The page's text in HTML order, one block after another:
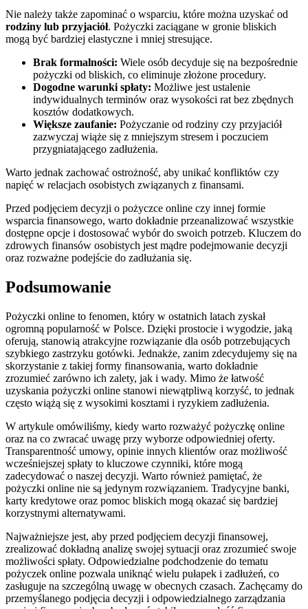
Nie należy także zapominać o wsparciu, które można uzyskać od
rodziny lub przyjaciół. Pożyczki zaciągane w gronie bliskich
mogą być bardziej elastyczne i mniej stresujące.
Brak formalności: Wiele osób decyduje się na bezpośrednie
pożyczki od bliskich, co eliminuje złożone procedury.
Dogodne warunki spłaty: Możliwe jest ustalenie
indywidualnych terminów oraz wysokości rat bez zbędnych
kosztów dodatkowych.
Większe zaufanie: Pożyczanie od rodziny czy przyjaciół
zazwyczaj wiąże się z mniejszym stresem i poczuciem
przygniatającego zadłużenia.
Warto jednak zachować ostrożność, aby unikać konfliktów czy
napięć w relacjach osobistych związanych z finansami.
Przed podjęciem decyzji o pożyczce online czy innej formie
wsparcia finansowego, warto dokładnie przeanalizować wszystkie
dostępne opcje i dostosować wybór do swoich potrzeb. Kluczem do
zdrowych finansów osobistych jest mądre podejmowanie decyzji
oraz rozważne podejście do zadłużania się.
Podsumowanie
Pożyczki online to fenomen, który w ostatnich latach zyskał
ogromną popularność w Polsce. Dzięki prostocie i wygodzie, jaką
oferują, stanowią atrakcyjne rozwiązanie dla osób potrzebujących
szybkiego zastrzyku gotówki. Jednakże, zanim zdecydujemy się na
skorzystanie z takiej formy finansowania, warto dokładnie
zrozumieć zarówno ich zalety, jak i wady. Mimo że łatwość
uzyskania pożyczki online stanowi niewątpliwą korzyść, to jednak
często wiążą się z wysokimi kosztami i ryzykiem zadłużenia.
W artykule omówiliśmy, kiedy warto rozważyć pożyczkę online
oraz na co zwracać uwagę przy wyborze odpowiedniej oferty.
Transparentność umowy, opinie innych klientów oraz możliwość
wcześniejszej spłaty to kluczowe czynniki, które mogą
zadecydować o naszej decyzji. Warto również pamiętać, że
pożyczki online nie są jedynym rozwiązaniem. Tradycyjne banki,
karty kredytowe oraz pomoc bliskich mogą okazać się bardziej
korzystnymi alternatywami.
Najważniejsze jest, aby przed podjęciem decyzji finansowej,
zrealizować dokładną analizę swojej sytuacji oraz zrozumieć swoje
możliwości spłaty. Odpowiedzialne podchodzenie do tematu
pożyczek online pozwala uniknąć wielu pułapek i zadłużeń, co
zasługuje na szczególną uwagę w obecnych czasach. Zachęcamy do
przemyślanego podjęcia decyzji i odpowiedzialnego zarządzania